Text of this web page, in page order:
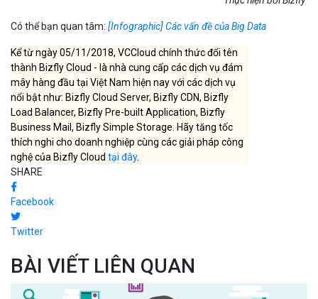
Có thể bạn quan tâm: [Infographic] Các vấn đề của Big Data
Kể từ ngày 05/11/2018, VCCloud chính thức đổi tên
thành Bizfly Cloud - là nhà cung cấp các dịch vụ đám
mây hàng đầu tại Việt Nam hiện nay với các dịch vụ
nổi bật như: Bizfly Cloud Server, Bizfly CDN, Bizfly
Load Balancer, Bizfly Pre-built Application, Bizfly
Business Mail, Bizfly Simple Storage. Hãy tăng tốc
thích nghi cho doanh nghiệp cùng các giải pháp công
nghệ của Bizfly Cloud tại đây.
SHARE
Facebook
Twitter
BÀI VIẾT LIÊN QUAN